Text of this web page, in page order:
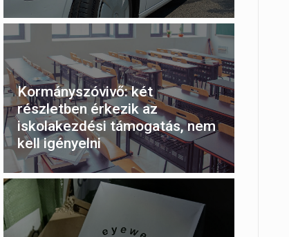
Kormányszóvivő: két
részletben érkezik az
iskolakezdési támogatás, nem
kell igényelni